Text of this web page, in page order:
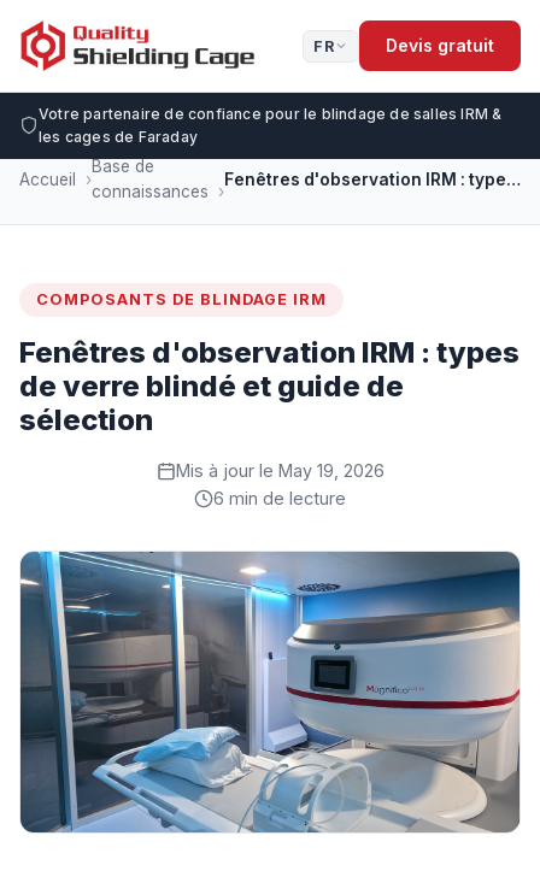
FR Devis gratuit
Votre partenaire de confiance pour le blindage de salles IRM &
les cages de Faraday
Accueil
Base de
connaissances
Fenêtres d'observation IRM : types de verre blindé et guide de sélection
COMPOSANTS DE BLINDAGE IRM
Fenêtres d'observation IRM : types
de verre blindé et guide de
sélection
Mis à jour le May 19, 2026
6 min de lecture